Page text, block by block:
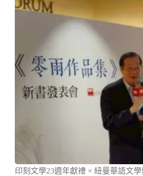
印刻文學23週年獻禮 × 紐曼華語文